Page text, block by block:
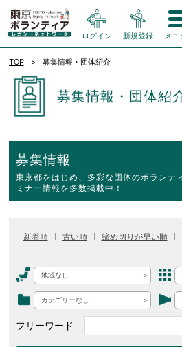
ログイン 新規登録 メニ
TOP 募集情報・団体紹介
募集情報・団体紹
募集情報
東京都をはじめ、多彩な団体のボランテ
ミナー情報を多数掲載中！
新着順 古い順 締め切りが早い順
地域なし
カテゴリーなし
フリーワード